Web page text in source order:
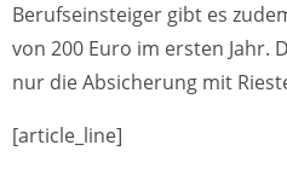
Berufseinsteiger gibt es
von 200 Euro im ersten Jahr.
nur die Absicherung mit
[article_line]